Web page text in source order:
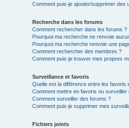
Comment puis-je ajouter/supprimer des
Recherche dans les forums
Comment rechercher dans les forums ?
Pourquoi ma recherche ne renvoie
Pourquoi ma recherche renvoie une
Comment rechercher des membres ?
Comment puis-je trouver mes propres
Surveillance et favoris
Quelle est la différence entre les favoris
Comment mettre en favoris ou surveiller
Comment surveiller des forums ?
Comment puis-je supprimer mes
Fichiers joints